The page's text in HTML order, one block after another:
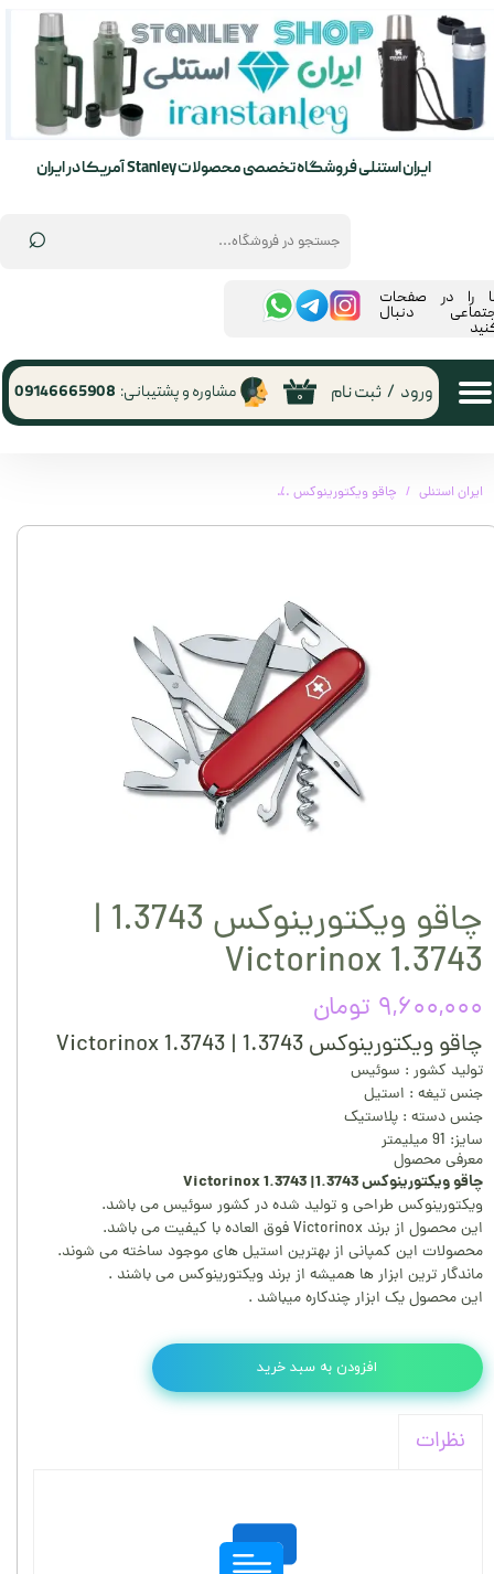
⌕
ایران استنلی فروشگاه تخصصی محصولات Stanley آمریکا در ایران
۰ ورود / ثبت نام
حساب کاربری من
تغییر گذر واژه
مشاوره و پشتیبانی: 09146665908
را در صفحات
دنبال
ایران استنلی چاقو ویکتورینوکس
چاقو ویکتورینوکس 1.3743 |
Victorinox 1.3743
۹,۶۰۰,۰۰۰ تومان
چاقو ویکتورینوکس 1.3743 | Victorinox 1.3743
تولید کشور : سوئیس
جنس تیغه : استیل
جنس دسته : پلاستیک
سایز: 91 میلیمتر
معرفی محصول
چاقو ویکتورینوکس 1.3743| Victorinox 1.3743
ویکتورینوکس طراحی و تولید شده در کشور سوئیس می باشد.
این محصول از برند Victorinox فوق العاده با کیفیت می باشد.
محصولات این کمپانی از بهترین استیل های موجود ساخته می شوند.
ماندگار ترین ابزار ها همیشه از برند ویکتورینوکس می باشند .
این محصول یک ابزار چندکاره میباشد .
افزودن به سبد خرید
نظرات